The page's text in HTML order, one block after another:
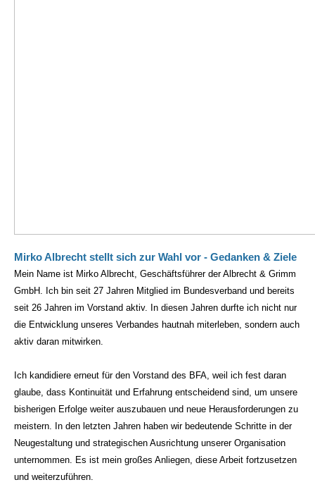
Mirko Albrecht stellt sich zur Wahl vor - Gedanken & Ziele
Mein Name ist Mirko Albrecht, Geschäftsführer der Albrecht & Grimm
GmbH. Ich bin seit 27 Jahren Mitglied im Bundesverband und bereits
seit 26 Jahren im Vorstand aktiv. In diesen Jahren durfte ich nicht nur
die Entwicklung unseres Verbandes hautnah miterleben, sondern auch
aktiv daran mitwirken.
Ich kandidiere erneut für den Vorstand des BFA, weil ich fest daran
glaube, dass Kontinuität und Erfahrung entscheidend sind, um unsere
bisherigen Erfolge weiter auszubauen und neue Herausforderungen zu
meistern. In den letzten Jahren haben wir bedeutende Schritte in der
Neugestaltung und strategischen Ausrichtung unserer Organisation
unternommen. Es ist mein großes Anliegen, diese Arbeit fortzusetzen
und weiterzuführen.